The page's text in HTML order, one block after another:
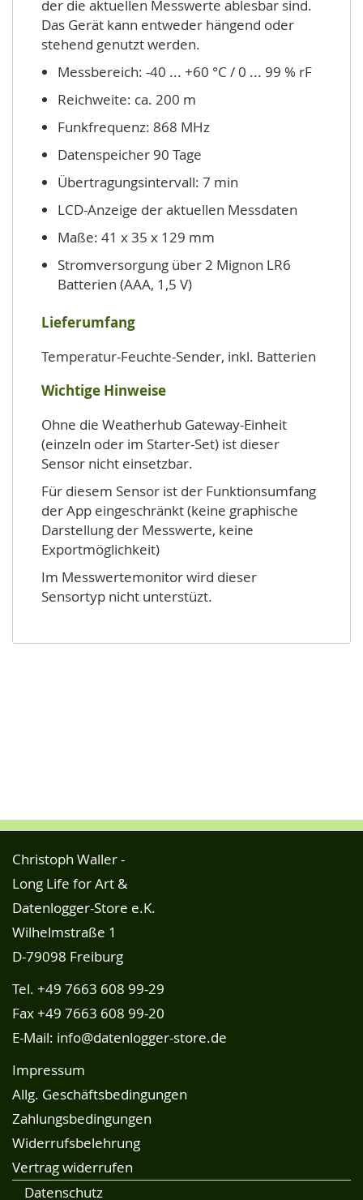
der die aktuellen Messwerte ablesbar sind.
Das Gerät kann entweder hängend oder
stehend genutzt werden.
Messbereich: -40 ... +60 °C / 0 ... 99 % rF
Reichweite: ca. 200 m
Funkfrequenz: 868 MHz
Datenspeicher 90 Tage
Übertragungsintervall: 7 min
LCD-Anzeige der aktuellen Messdaten
Maße: 41 x 35 x 129 mm
Stromversorgung über 2 Mignon LR6
Batterien (AAA, 1,5 V)
Lieferumfang
Temperatur-Feuchte-Sender, inkl. Batterien
Wichtige Hinweise
Ohne die Weatherhub Gateway-Einheit
(einzeln oder im Starter-Set) ist dieser
Sensor nicht einsetzbar.
Für diesem Sensor ist der Funktionsumfang
der App eingeschränkt (keine graphische
Darstellung der Messwerte, keine
Exportmöglichkeit)
Im Messwertemonitor wird dieser
Sensortyp nicht unterstüzt.
Christoph Waller -
Long Life for Art &
Datenlogger-Store e.K.
Wilhelmstraße 1
D-79098 Freiburg
Tel. +49 7663 608 99-29
Fax +49 7663 608 99-20
E-Mail: info@datenlogger-store.de
Impressum
Allg. Geschäftsbedingungen
Zahlungsbedingungen
Widerrufsbelehrung
Vertrag widerrufen
Datenschutz